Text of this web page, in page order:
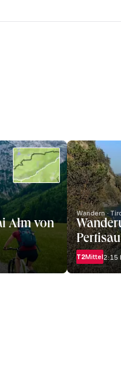
Alm von
Wandern ·
Pertisau
T2Mittel2:15